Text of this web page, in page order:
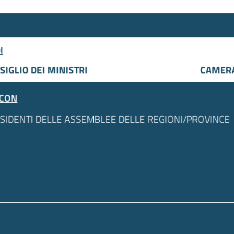
DEI MINISTRI
DELLE ASSEMBLEE DELLE REGIONI/PROVINCE